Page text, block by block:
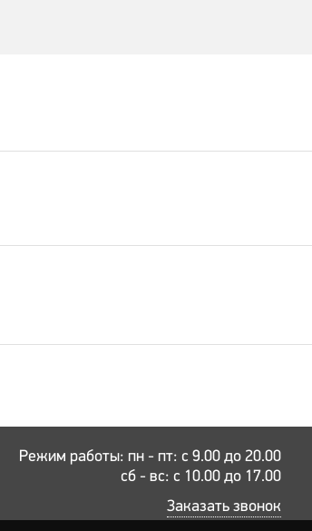
Режим работы: пн - пт: с 9.00 до 20.00
сб - вс: с 10.00 до 17.00
Заказать звонок